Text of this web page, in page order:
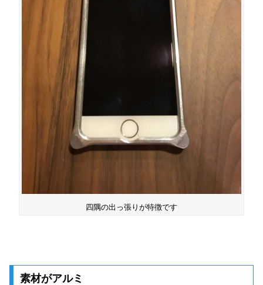
四隅の出っ張りが特徴です
素材がアルミ